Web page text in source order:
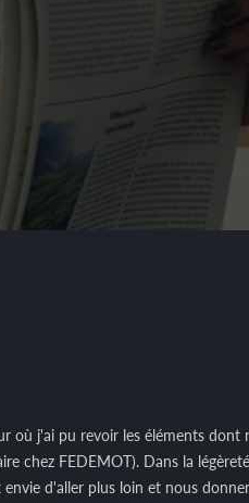
où j'ai pu revoir les éléments
chez FEDEMOT). Dans la
d'aller plus loin et nous